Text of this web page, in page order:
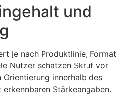
und
je nach Produktlinie, Format
Nutzer schätzen Skruf vor
innerhalb des
Stärkeangaben.